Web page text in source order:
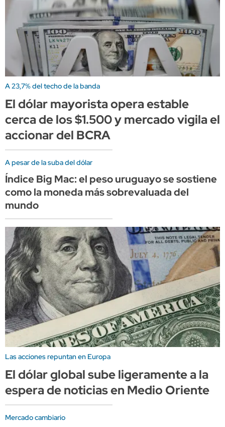
A 23,7% del techo de la banda
El dólar mayorista opera estable
cerca de los $1.500 y mercado vigila el
accionar del BCRA
A pesar de la suba del dólar
Índice Big Mac: el peso uruguayo se sostiene
como la moneda más sobrevaluada del
mundo
Las acciones repuntan en Europa
El dólar global sube ligeramente a la
espera de noticias en Medio Oriente
Mercado cambiario